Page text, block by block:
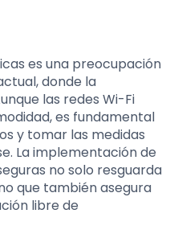
es una preocupación
donde la
las redes Wi-Fi
es fundamental
y tomar las medidas
La implementación de
no solo resguarda
que también asegura
libre de